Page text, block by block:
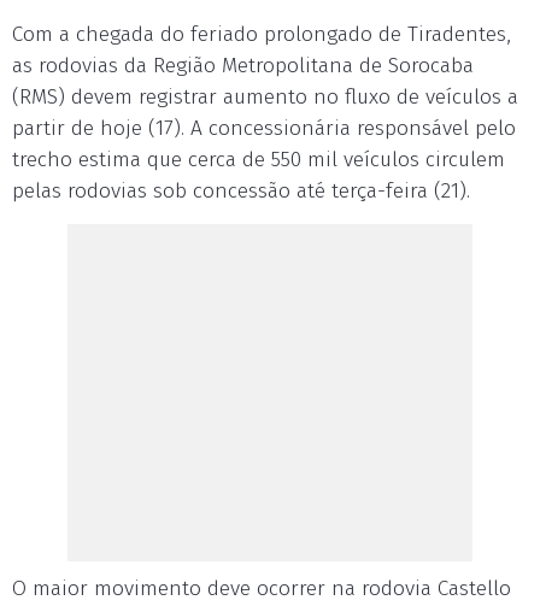
Com a chegada do feriado prolongado de Tiradentes,
as rodovias da Região Metropolitana de Sorocaba
(RMS) devem registrar aumento no fluxo de veículos a
partir de hoje (17). A concessionária responsável pelo
trecho estima que cerca de 550 mil veículos circulem
pelas rodovias sob concessão até terça-feira (21).
O maior movimento deve ocorrer na rodovia Castello